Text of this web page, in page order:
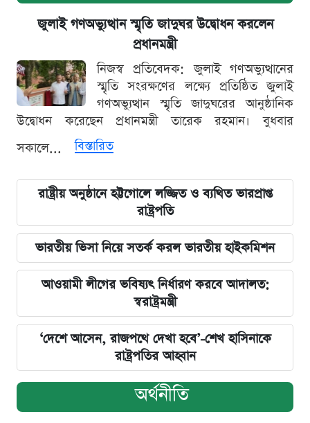
জুলাই গণঅভ্যুত্থান স্মৃতি জাদুঘর উদ্বোধন করলেন
প্রধানমন্ত্রী
নিজস্ব প্রতিবেদক: জুলাই গণঅভ্যুত্থানের
স্মৃতি সংরক্ষণের লক্ষ্যে প্রতিষ্ঠিত জুলাই
গণঅভ্যুত্থান স্মৃতি জাদুঘরের আনুষ্ঠানিক
উদ্বোধন করেছেন প্রধানমন্ত্রী তারেক রহমান। বুধবার
সকালে...
বিস্তারিত
রাষ্ট্রীয় অনুষ্ঠানে হট্টগোলে লজ্জিত ও ব্যথিত ভারপ্রাপ্ত
রাষ্ট্রপতি
ভারতীয় ভিসা নিয়ে সতর্ক করল ভারতীয় হাইকমিশন
আওয়ামী লীগের ভবিষ্যৎ নির্ধারণ করবে আদালত:
স্বরাষ্ট্রমন্ত্রী
‘দেশে আসেন, রাজপথে দেখা হবে’-শেখ হাসিনাকে
রাষ্ট্রপতির আহ্বান
অর্থনীতি